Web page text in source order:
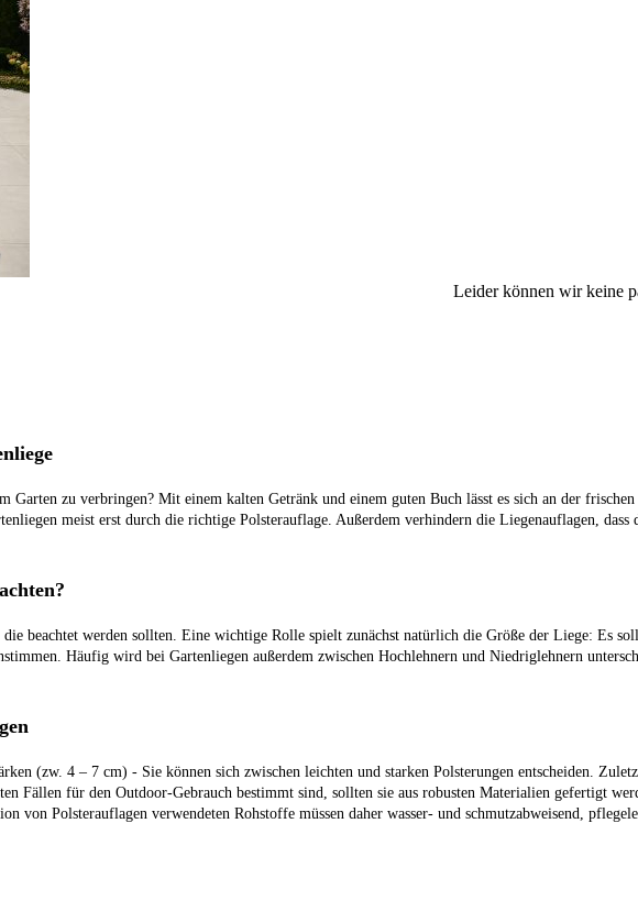
Leider können wir keine
Garten zu verbringen? Mit einem kalten Getränk und einem guten Buch lässt es sich an der
meist erst durch die richtige Polsterauflage. Außerdem verhindern die Liegenauflagen, dass
beachtet werden sollten. Eine wichtige Rolle spielt zunächst natürlich die Größe der Liege: Es
Häufig wird bei Gartenliegen außerdem zwischen Hochlehnern und Niedriglehnern
(zw. 4 – 7 cm) - Sie können sich zwischen leichten und starken Polsterungen entscheiden.
Fällen für den Outdoor-Gebrauch bestimmt sind, sollten sie aus robusten Materialien gefertigt
von Polsterauflagen verwendeten Rohstoffe müssen daher wasser- und schmutzabweisend,